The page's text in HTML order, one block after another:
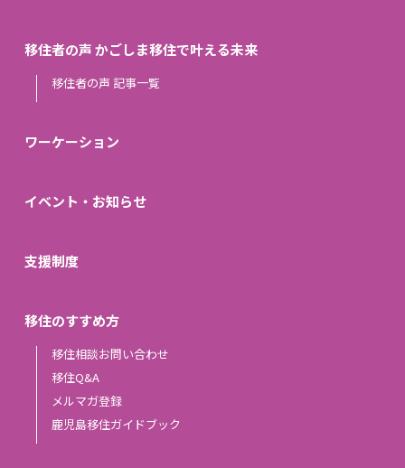
移住者の声 かごしま移住で叶える未来
移住者の声 記事一覧
ワーケーション
イベント・お知らせ
支援制度
移住のすすめ方
移住相談お問い合わせ
移住Q&A
メルマガ登録
鹿児島移住ガイドブック